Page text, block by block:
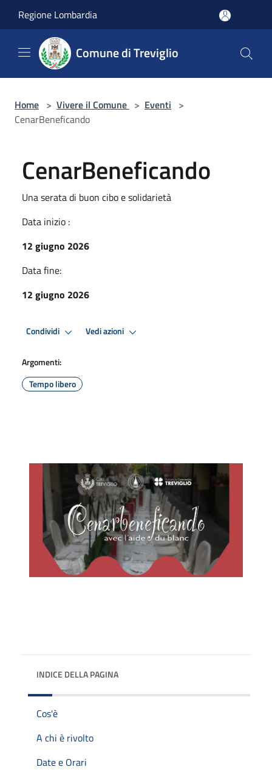
Regione Lombardia
Comune di Treviglio
Home > Vivere il Comune > Eventi >
CenarBeneficando
CenarBeneficando
Una serata di buon cibo e solidarietà
Data inizio :
12 giugno 2026
Data fine:
12 giugno 2026
Condividi Vedi azioni
Argomenti:
Tempo libero
INDICE DELLA PAGINA
Cos'è
A chi è rivolto
Date e Orari